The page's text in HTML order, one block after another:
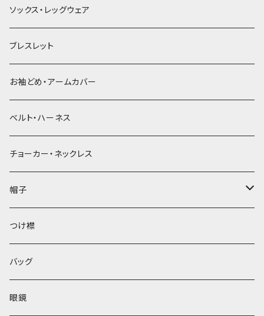
ソックス・レッグウェア
ブレスレット
お袖どめ・アームカバー
ベルト・ハーネス
チョーカー・ネックレス
帽子
ベレー帽
つけ襟
バッグ
眼鏡